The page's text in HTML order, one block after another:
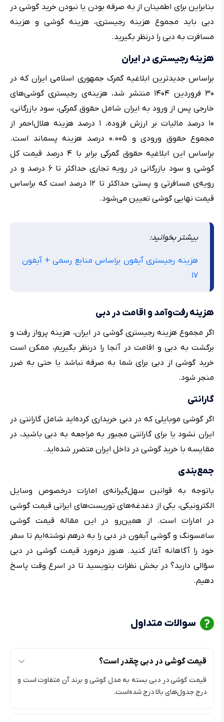
بنابراین برای اطمینان از به صرفه بودن یا نبودن خرید گوشی در
دبی باید مجموع هزینه رجیستری، هزینه گوشی و هزینه
مسافرت به دبی را درنظر بگیرید.
هزینه رجیستری در ایران
براساس جدیدترین ابلاغیه گمرک جمهوری اسلامی ایران که در
۳۰ فروردین ۱۴۰۴ منتشر شد، هزینه‌ی رجیستری گوشی‌های
خارجی پس از ورود به ایران شامل حقوق گمرکی، سود بازرگانی،
۱۰ درصد مالیات بر ارزش فزوده، ۱ درصد هزینه هلال‌احمر از
مجموع حقوق ورودی و ۰.۰۰۵ درصد هزینه پسماند است.
براساس این ابلاغیه حقوق گمرکی برابر با ۴ درصد قیمت کل
گوشی و سود بازرگانی در رویه تجاری حداکثر تا ۶ درصد و در
رویه‌ی مسافرتی و پستی حداکثر تا ۱۲ درصد است که براساس
قیمت نهایی گوشی تعیین می‌شود.
بیشتر بخوانید:
هزینه رجیستری آیفون براساس منابع رسمی + آیفون
۱۷
هزینه رفت‌وآمد و اقامت در دبی
اگر مجموع هزینه رجیستری گوشی در ایران، هزینه پرواز رفت و
برگشت به دبی و اقامت در آنجا را درنظر بگیریم، ممکن است
خرید گوشی از دبی برای شما به صرفه نباشد یا حتی به ضرر
منجر شود.
گارانتی
اگر گوشی موبایلی که در دبی خریداری کرده‌اید شامل گارانتی در
ایران نشود یا برای گارانتی مجبور به مراجعه به دبی باشید، در
مقایسه با خرید گوشی در داخل ایران متضرر شده‌اید.
جمع‌بندی
باتوجه به قوانین سهل‌گیرانه‌ی امارات درخصوص وسایل
الکترونیکی، یکی از دغدغه‌های توریست‌های ایرانی قیمت گوشی
در امارات است. از همین‌رو در این مقاله قیمت گوشی
سامسونگ و گوشی آیفون در دبی را به درهم نوشته‌ایم تا سفر
خود را آگاهانه آغاز کنید. هنوز درمورد قیمت گوشی در دبی
سؤالی دارید؟ در بخش نظرات بنویسید تا در اسرع وقت پاسخ
دهیم.
سوالات متداول
قیمت گوشی در دبی چقدر است؟
قیمت گوشی در دبی بسته به مدل گوشی و برند آن متفاوت است و
درج جدول‌های بالا درج شده‌است.